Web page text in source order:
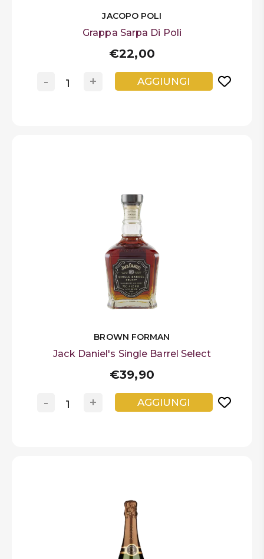
JACOPO POLI
Grappa Sarpa Di Poli
€22,00
+
- AGGIUNGI
BROWN FORMAN
Jack Daniel's Single Barrel Select
€39,90
+
- AGGIUNGI